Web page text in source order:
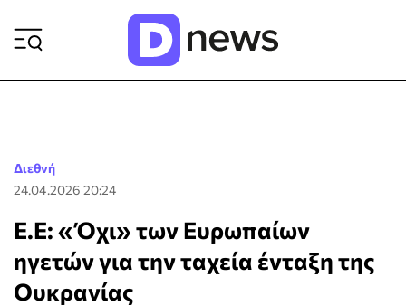
Διεθνή
24.04.2026 20:24
Ε.Ε: «Όχι» των Ευρωπαίων
ηγετών για την ταχεία ένταξη της
Ουκρανίας